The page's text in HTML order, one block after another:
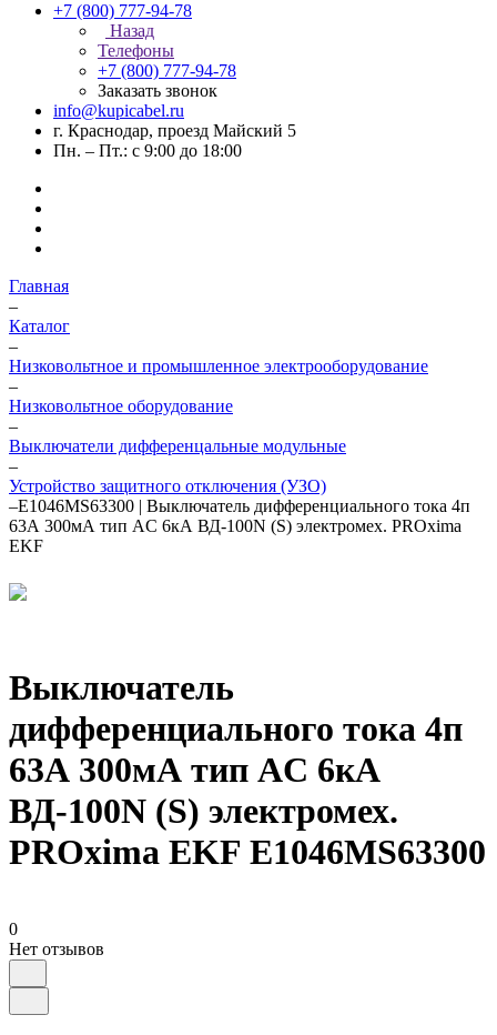
+7 (800) 777-94-78
Назад
Телефоны
+7 (800) 777-94-78
Заказать звонок
info@kupicabel.ru
г. Краснодар, проезд Майский 5
Пн. – Пт.: с 9:00 до 18:00
Главная
–
Каталог
–
Низковольтное и промышленное электрооборудование
–
Низковольтное оборудование
–
Выключатели дифференцальные модульные
–
Устройство защитного отключения (УЗО)
–E1046MS63300 | Выключатель дифференциального тока 4п
63А 300мА тип AC 6кА ВД-100N (S) электромех. PROxima
EKF
Выключатель
дифференциального тока 4п
63А 300мА тип AC 6кА
ВД-100N (S) электромех.
PROxima EKF E1046MS63300
0
Нет отзывов